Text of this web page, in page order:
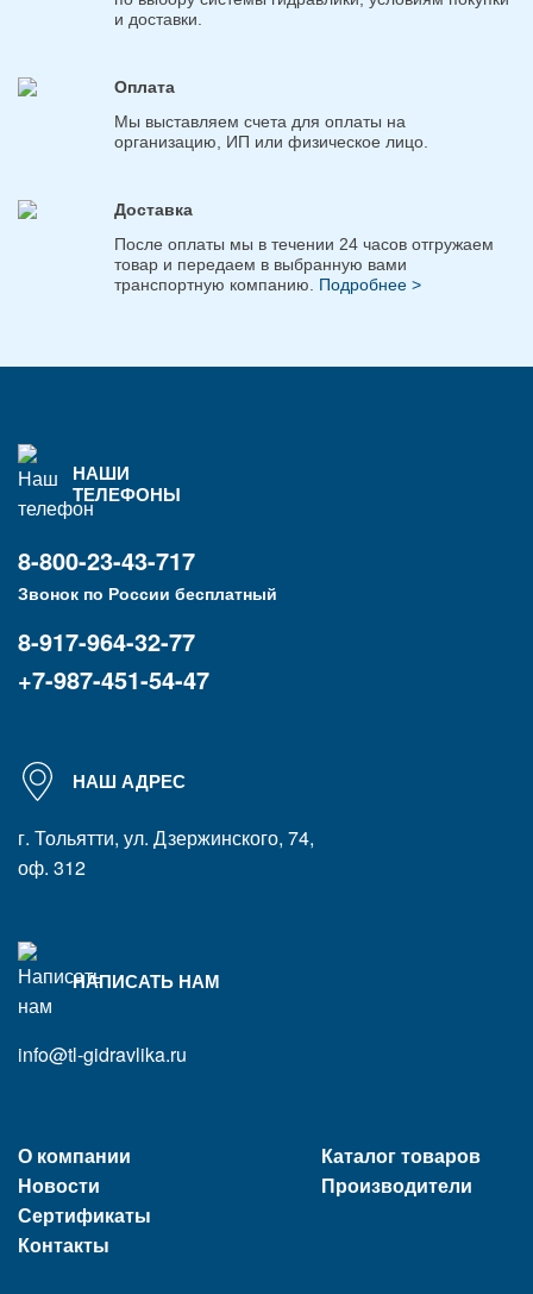
и доставки.
Оплата
Мы выставляем счета для оплаты на
организацию, ИП или физическое лицо.
Доставка
После оплаты мы в течении 24 часов отгружаем
товар и передаем в выбранную вами
транспортную компанию. Подробнее >
НАШИ
ТЕЛЕФОНЫ
8-800-23-43-717
Звонок по России бесплатный
8-917-964-32-77
+7-987-451-54-47
НАШ АДРЕС
г. Тольятти, ул. Дзержинского, 74,
оф. 312
НАПИСАТЬ НАМ
info@tl-gidravlika.ru
О компании
Новости
Сертификаты
Контакты
Каталог товаров
Производители